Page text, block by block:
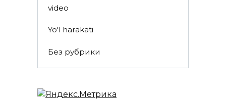
video
Yo'l harakati
Без рубрики